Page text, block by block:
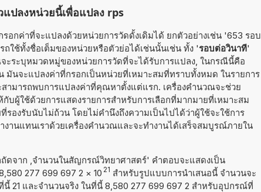
ปลงหน่วยนี้เพื่อแปลง rps
อกค่าที่จะแปลงด้วยหน่วยการวัดดั้งเดิมได้ ยกตัวอย่างเช่น '653 รอบ
ถใช้ทั้งชื่อเต็มของหน่วยหรือตัวย่อได้เช่นนั้นเช่น ทั้ง 'รอบต่อวินาที'
ะระบุหมวดหมู่ของหน่วยการวัดที่จะได้รับการแปลง, ในกรณีนี้คือ
มันจะแปลงค่าที่กรอกเป็นหน่วยที่เหมาะสมที่ทราบทั้งหมด ในรายการ
ามารถพบการแปลงค่าที่คุณหาตั้งแต่แรก. เครื่องคำนวณจะช่วย
บผู้ใช้ด้วยการแสดงรายการสำหรับการเลือกที่มากมายที่เหมาะสม
องรับนับไม่ถ้วน โดยไม่คำนึงถึงความเป็นไปได้ว่าผู้ใช้จะใช้การ
านแทนเราด้วยเครื่องคำนวณและจะทำงานได้เสร็จสมบูรณ์ภายใน
ถัดจาก ,จำนวนในสัญกรณ์วิทยาศาสตร์' คำตอบจะแสดงเป็น
277 699 697 2 × 10 21 สำหรับรูปแบบการนำเสนอนี้ จำนวนจะ
นี้ 21 และจำนวนจริง ในที่นี้ 8,580 277 699 697 2 สำหรับอุปกรณ์ที่